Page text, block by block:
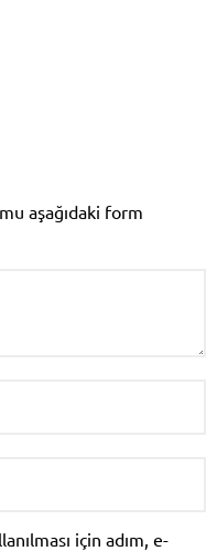
aşağıdaki form
için adım, e-